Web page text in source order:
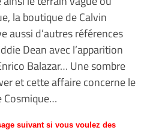
la boutique de Calvin
aussi d’autres références
Dean avec l’apparition
Balazar… Une sombre
et cette affaire concerne le
Cosmique…
suivant si vous voulez des